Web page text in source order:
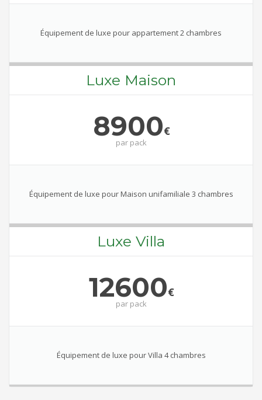
Équipement de luxe pour appartement 2 chambres
Luxe Maison
8900€
par pack
Équipement de luxe pour Maison unifamiliale 3 chambres
Luxe Villa
12600€
par pack
Équipement de luxe pour Villa 4 chambres